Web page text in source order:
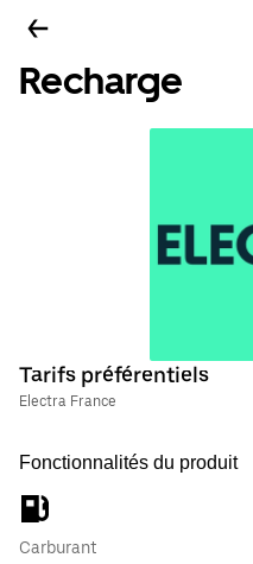
Recharge
Tarifs préférentiels
Electra France
Fonctionnalités du produit
Carburant